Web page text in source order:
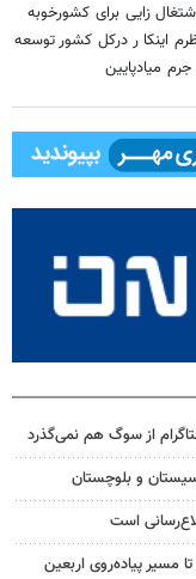
زایی برای کشورخوبه
اینکا ر درکل ‌کشور توسعه
میادپایین
از سوگ هم نمی‌گذرد
است
مسیر پیاده‌روی اربعین